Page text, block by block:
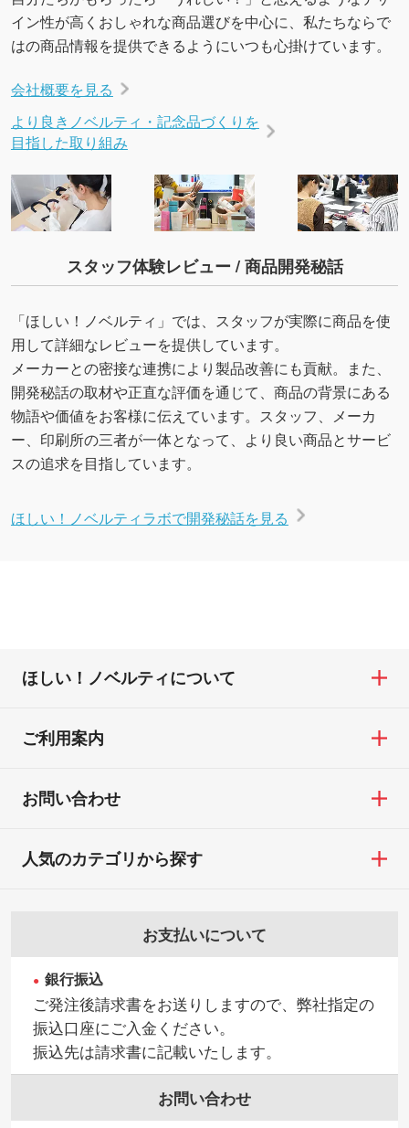
イン性が高くおしゃれな商品選びを中心に、私たちならで
はの商品情報を提供できるようにいつも心掛けています。
会社概要を見る
より良きノベルティ・記念品づくりを
目指した取り組み
スタッフ体験レビュー / 商品開発秘話
「ほしい！ノベルティ」では、スタッフが実際に商品を使
用して詳細なレビューを提供しています。
メーカーとの密接な連携により製品改善にも貢献。また、
開発秘話の取材や正直な評価を通じて、商品の背景にある
物語や価値をお客様に伝えています。スタッフ、メーカ
ー、印刷所の三者が一体となって、より良い商品とサービ
スの追求を目指しています。
ほしい！ノベルティラボで開発秘話を見る
ほしい！ノベルティについて
ご利用案内
お問い合わせ
お支払いについて
銀行振込
ご発注後請求書をお送りしますので、弊社指定の
振込口座にご入金ください。
振込先は請求書に記載いたします。
お問い合わせ
人気のカテゴリから探す